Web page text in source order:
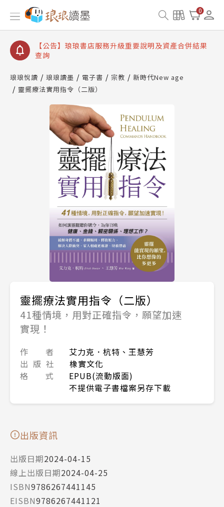
0
【公告】琅琅讀墨書櫃開通常見問題
【公告】琅琅讀墨 3 分鐘完成書櫃開通與資產合併申
【公告】琅琅書店服務升級重要說明及資產合併結果
查詢
琅琅悅讀 琅琅讀墨 電子書 宗教
新時代New age
靈擺療法實用指令（二版）
靈擺療法實用指令（二版）
41種情境，用對正確指令，願望加速
實現！
作 者
艾力克．杭特、王慧芳
出 版 社
橡實文化
格 式
EPUB(流動版面)
不提供電子書檔案另存下載
出版資訊
出版日期2024-04-15
線上出版日期2024-04-25
ISBN9786267441145
EISBN9786267441121